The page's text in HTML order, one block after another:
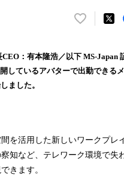
い
！
数
み
中
で
：有本隆浩／以下 MS-Japan
しているアバターで出勤できる
ました。
を活用した新しいワークプレ
知など、テレワーク環境で失
きます。